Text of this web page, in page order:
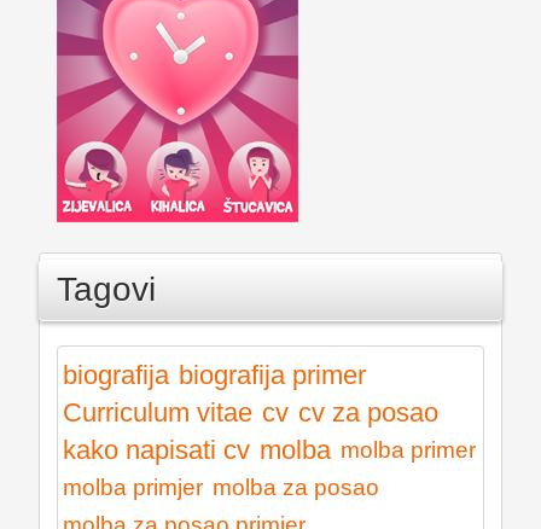
Tagovi
biografija biografija primer
Curriculum vitae cv cv za posao
kako napisati cv molba molba primer
molba primjer molba za posao